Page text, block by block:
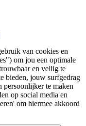
van cookies en
om jou een optimale
en veilig te
bieden, jouw surfgedrag
persoonlijker te maken
op social media en
om hiermee akkoord